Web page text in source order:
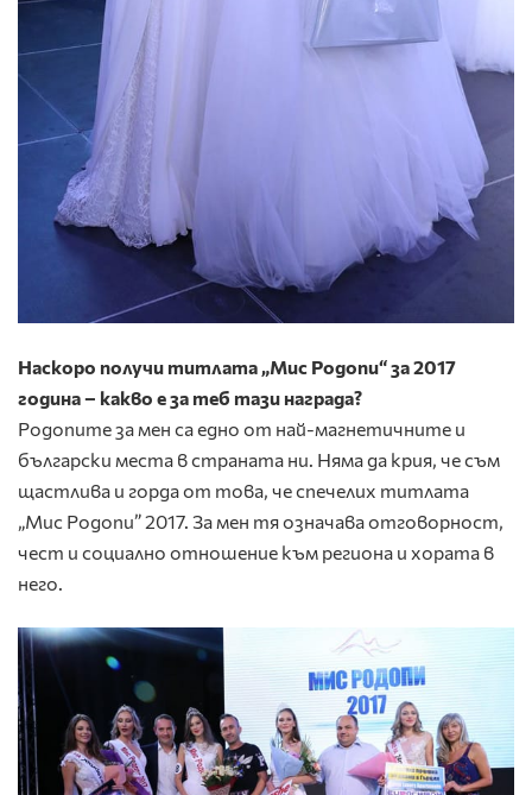
Наскоро получи титлата „Мис Родопи“ за 2017
година – какво е за теб тази награда?
Родопите за мен са едно от най-магнетичните и
български места в страната ни. Няма да крия, че съм
щастлива и горда от това, че спечелих титлата
„Мис Родопи” 2017. За мен тя означава отговорност,
чест и социално отношение към региона и хората в
него.